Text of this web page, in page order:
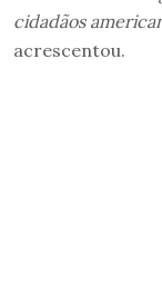
cidadãos
acrescentou.